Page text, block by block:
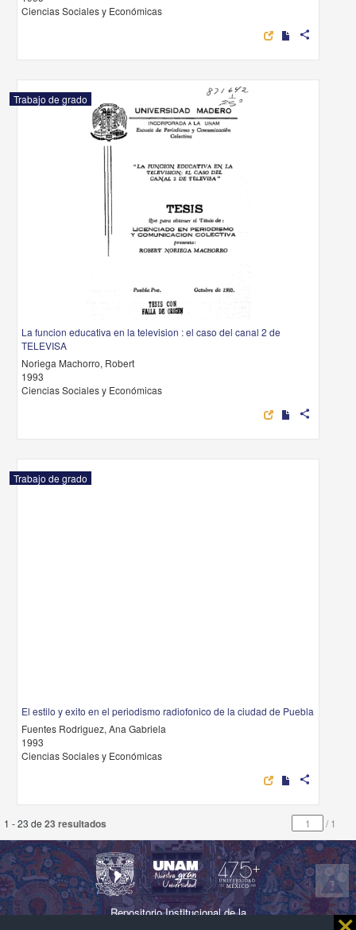
Ciencias Sociales y Económicas
share
Trabajo de grado
La funcion educativa en la television : el caso del canal 2 de
TELEVISA
Noriega Machorro, Robert
1993
Ciencias Sociales y Económicas
share
Trabajo de grado
El estilo y exito en el periodismo radiofonico de la ciudad de Puebla
Fuentes Rodriguez, Ana Gabriela
1993
Ciencias Sociales y Económicas
share
1 - 23 de 23 resultados /1
Repositorio Institucional de la